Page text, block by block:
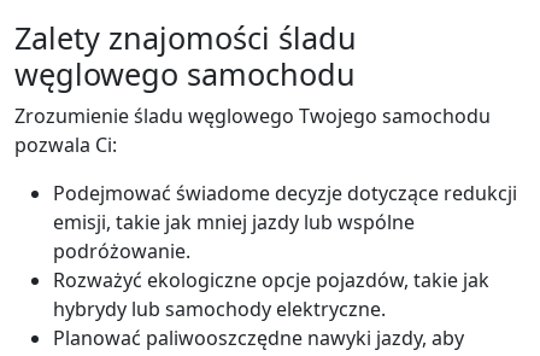
Zalety znajomości śladu
węglowego samochodu
Zrozumienie śladu węglowego Twojego samochodu
pozwala Ci:
Podejmować świadome decyzje dotyczące redukcji
emisji, takie jak mniej jazdy lub wspólne
podróżowanie.
Rozważyć ekologiczne opcje pojazdów, takie jak
hybrydy lub samochody elektryczne.
Planować paliwooszczędne nawyki jazdy, aby